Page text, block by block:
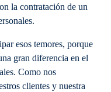
la contratación de un
esos temores, porque
gran diferencia en el
Como nos
clientes y nuestra